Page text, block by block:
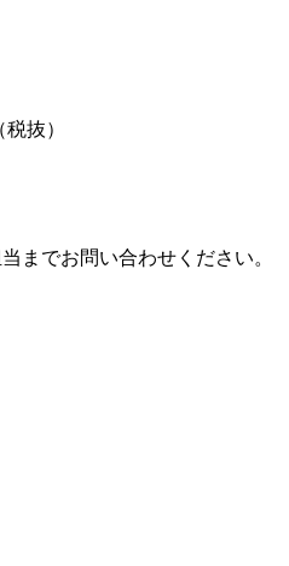
抜）
までお問い合わせください。